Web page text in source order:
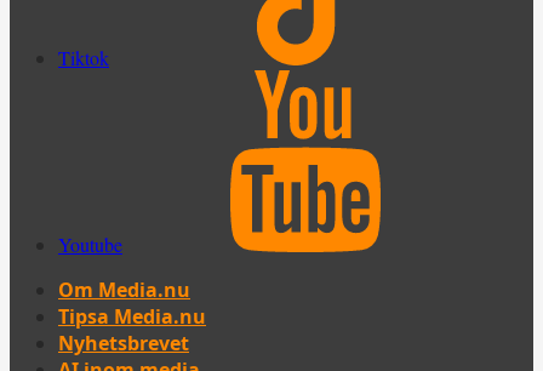
Tiktok
Youtube
Om Media.nu
Tipsa Media.nu
Nyhetsbrevet